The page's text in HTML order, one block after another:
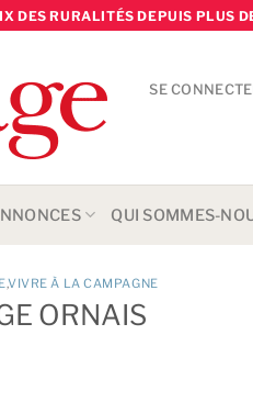
DES RURALITÉS DEPUIS PLUS
SE
QUI SOMMES-
,VIVRE À LA CAMPAGNE
ORNAIS